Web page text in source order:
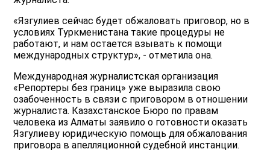
«Язгулиев сейчас будет обжаловать приговор, но в
условиях Туркменистана такие процедуры не
работают, и нам остается взывать к помощи
международных структур», - отметила она.
Международная журналистская организация
«Репортеры без границ» уже выразила свою
озабоченность в связи с приговором в отношении
журналиста. Казахстанское Бюро по правам
человека из Алматы заявило о готовности оказать
Язгулиеву юридическую помощь для обжалования
приговора в апелляционной судебной инстанции.